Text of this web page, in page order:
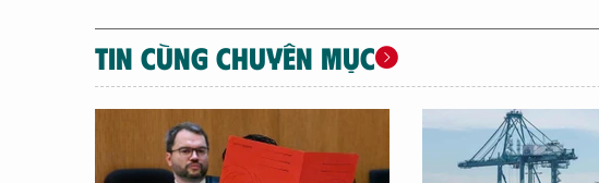
TIN CÙNG CHUYÊN MỤC